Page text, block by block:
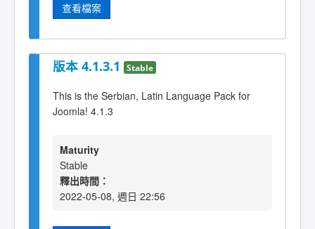
查看檔案
版本 4.1.3.1 Stable
This is the Serbian, Latin Language Pack for
Joomla! 4.1.3
Maturity
Stable
釋出時間：
2022-05-08, 週日 22:56